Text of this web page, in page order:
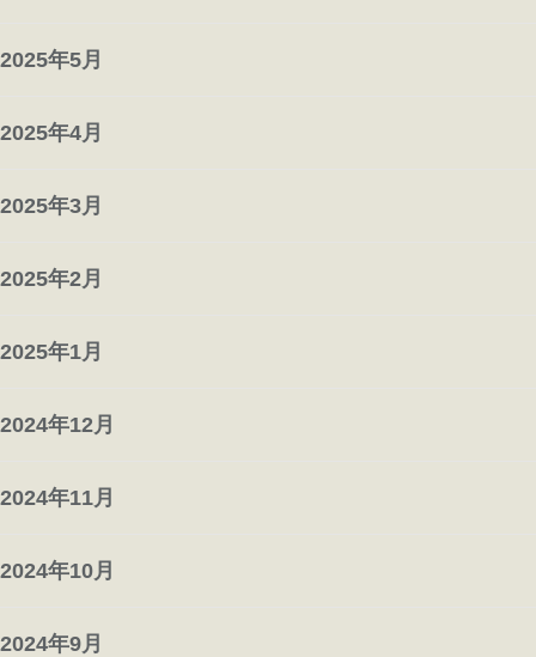
2025年5月
2025年4月
2025年3月
2025年2月
2025年1月
2024年12月
2024年11月
2024年10月
2024年9月